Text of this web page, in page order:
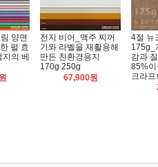
양면
펄 효
의 베
전지 비어_맥주 찌꺼
기와 라벨을 재활용해
만든 친환경용지
170g 250g
67,900원
4절 뉴
175g_
감과
85%이
크라프